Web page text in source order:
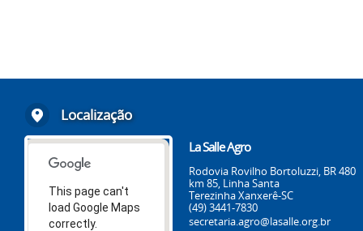
Localização
This page can't
load Google Maps
correctly.
La Salle Agro
Rodovia Rovilho Bortoluzzi, BR 480
km 85, Linha Santa
Terezinha Xanxerê-SC
(49) 3441-7830
secretaria.agro@lasalle.org.br